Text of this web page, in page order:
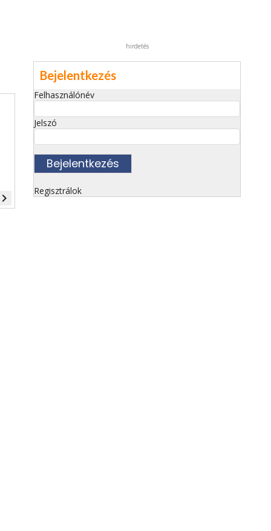
hirdetés
Bejelentkezés
Felhasználónév
Jelszó
Regisztrálok